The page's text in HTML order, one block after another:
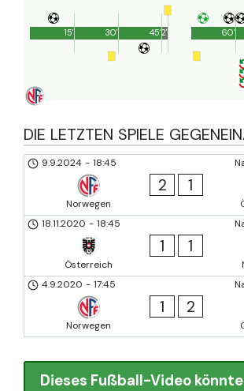
45'
15' 30' 2' 60'
DIE LETZTEN SPIELE
9.9.2024 - 18:45
Norwegen
2 1
18.11.2020 - 18:45
Österreich
1 1
4.9.2020 - 17:45
Norwegen
1 2
Dieses Fußball-Video